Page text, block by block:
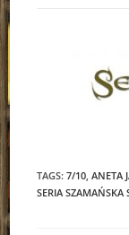
TAGS:7/10 ANETA
SERIA SZAMAŃSKA